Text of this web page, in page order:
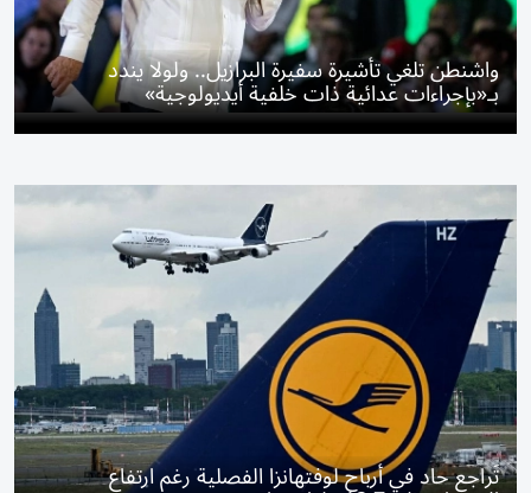
واشنطن تلغي تأشيرة سفيرة البرازيل.. ولولا يندد
بـ«بإجراءات عدائية ذات خلفية أيديولوجية»
تَراجع حاد في أرباح لوفتهانزا الفصلية رغم ارتفاع